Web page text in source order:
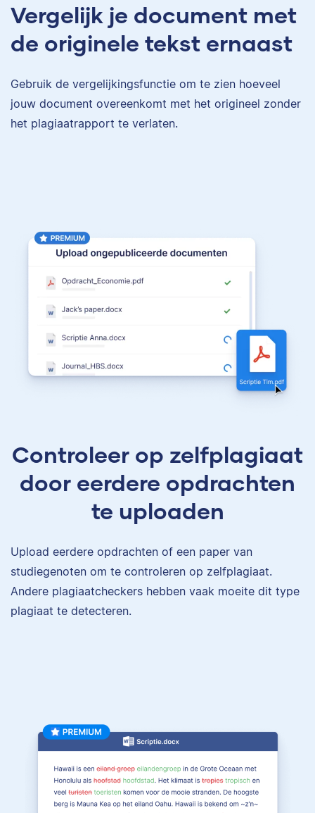
Vergelijk je document met
de originele tekst ernaast
Gebruik de vergelijkingsfunctie om te zien hoeveel
jouw document overeenkomt met het origineel zonder
het plagiaatrapport te verlaten.
Controleer op zelfplagiaat
door eerdere opdrachten
te uploaden
Upload eerdere opdrachten of een paper van
studiegenoten om te controleren op zelfplagiaat.
Andere plagiaatcheckers hebben vaak moeite dit type
plagiaat te detecteren.